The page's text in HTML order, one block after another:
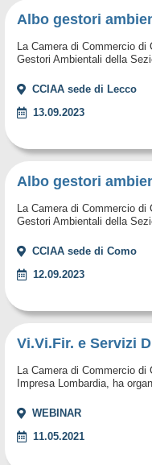
Albo gestori
La Camera di Commercio di
Gestori Ambientali della
CCIAA sede di Lecco
13.09.2023
Albo gestori
La Camera di Commercio di
Gestori Ambientali della
CCIAA sede di Como
12.09.2023
Vi.Vi.Fir. e Servizi
La Camera di Commercio
Impresa Lombardia, ha
WEBINAR
11.05.2021